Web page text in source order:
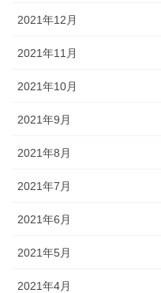
2021年12月
2021年11月
2021年10月
2021年9月
2021年8月
2021年7月
2021年6月
2021年5月
2021年4月